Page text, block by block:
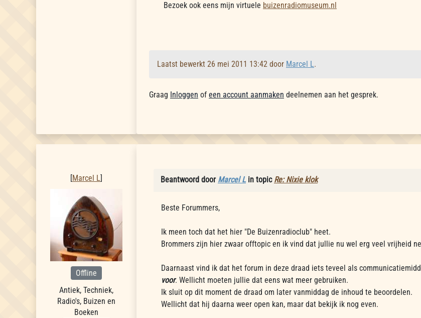
Bezoek ook eens mijn virtuele buizenradiomuseum.nl
Laatst bewerkt 26 mei 2011 13:42 door Marcel L.
Graag Inloggen of een account aanmaken deelnemen aan het gesprek.
[Marcel L]
Offline
Antiek, Techniek,
Radio's, Buizen en
Boeken
Beantwoord door Marcel L in topic Re: Nixie klok
Beste Forummers,
Ik meen toch dat het hier "De Buizenradioclub" heet.
Brommers zijn hier zwaar offtopic en ik vind dat jullie nu wel erg veel vrijheid
Daarnaast vind ik dat het forum in deze draad iets teveel als
voor. Wellicht moeten jullie dat eens wat meer gebruiken.
Ik sluit op dit moment de draad om later vanmiddag de inhoud te beoordelen.
Wellicht dat hij daarna weer open kan, maar dat bekijk ik nog even.